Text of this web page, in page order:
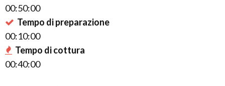
00:50:00
Tempo di preparazione
00:10:00
Tempo di cottura
00:40:00